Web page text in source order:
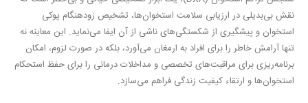
نقش بی‌بدیلی در ارزیابی سلامت استخوان‌ها، تشخیص زودهنگام پوکی
استخوان و پیشگیری از شکستگی‌های ناشی از آن ایفا می‌نماید. این معاینه نه
تنها آرامش خاطر را برای افراد به ارمغان می‌آورد، بلکه در صورت لزوم، امکان
برنامه‌ریزی برای مراقبت‌های تخصصی و مداخلات درمانی را برای حفظ استحکام
استخوان‌ها و ارتقاء کیفیت زندگی فراهم می‌سازد.